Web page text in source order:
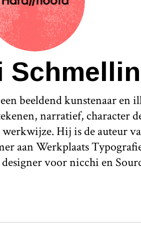
beeldend kunstenaar en
narratief, character
Hij is de auteur
aan Werkplaats
voor nicchi en